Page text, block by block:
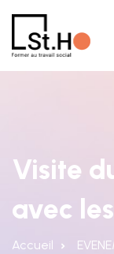
Visite
avec les
Accueil